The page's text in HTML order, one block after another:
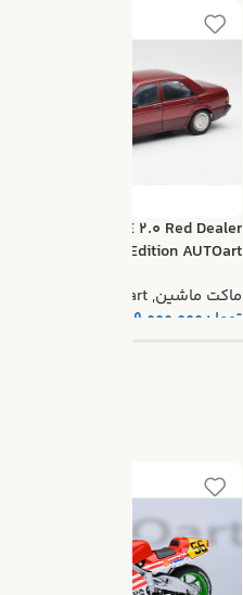
Mercedes 190E 2.0 Red Dealer
Edition AUTOart
ماکت ماشین,
Autoart
تومان 69.000.000